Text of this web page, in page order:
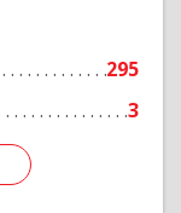
295
3